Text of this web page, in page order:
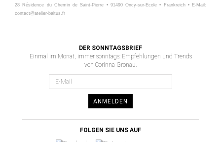
28 Résidence du Chemin de Saint-Pierre • 91490 Oncy-sur-Ecole • Frankreich • E-Mail:
contact@atelier-baltus.fr
DER SONNTAGSBRIEF
Einmal im Monat, immer sonntags: Empfehlungen und Trends
von Corinna Gronau.
ANMELDEN
FOLGEN SIE UNS AUF